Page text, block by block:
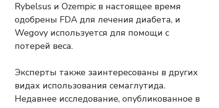
Rybelsus и Ozempic в настоящее время
одобрены FDA для лечения диабета, и
Wegovy используется для помощи с
потерей веса.
Эксперты также заинтересованы в других
видах использования семаглутида.
Недавнее исследование, опубликованное в